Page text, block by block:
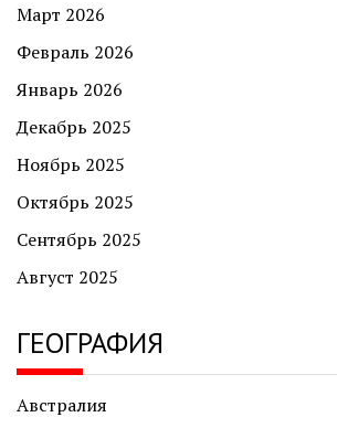
Март 2026
Февраль 2026
Январь 2026
Декабрь 2025
Ноябрь 2025
Октябрь 2025
Сентябрь 2025
Август 2025
ГЕОГРАФИЯ
Австралия